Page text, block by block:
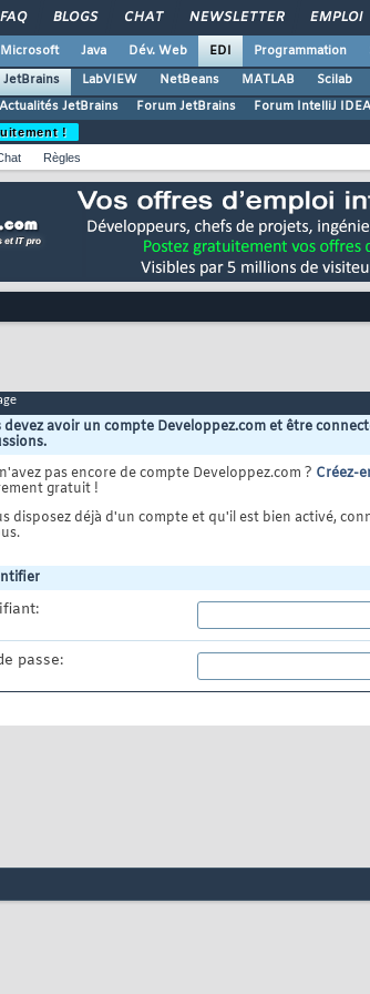
FAQ BLOGS CHAT NEWSLETTER EMPLOI
Microsoft Java Dév. Web EDI Programmation
JetBrains LabVIEW NetBeans MATLAB Scilab
Actualités JetBrains
Forum JetBrains Forum IntelliJ IDEA
!
Règles
devez avoir un compte Developpez.com et être
pas encore de compte Developpez.com ? Créez-
gratuit !
disposez déjà d'un compte et qu'il est bien activé,
passe: